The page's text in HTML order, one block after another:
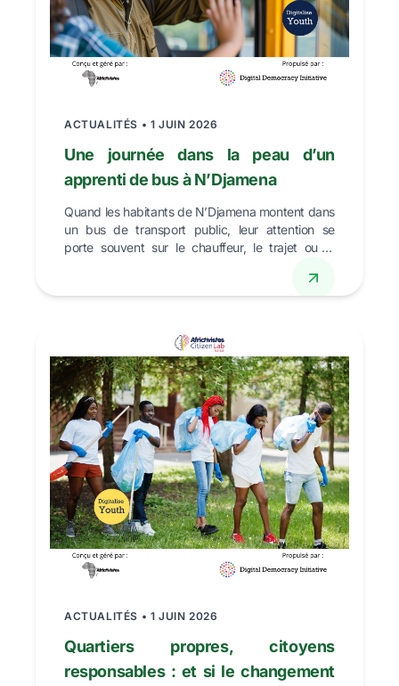
ACTUALITÉS • 1 JUIN 2026
Une journée dans la peau d’un
apprenti de bus à N’Djamena
Quand les habitants de N’Djamena montent dans
un bus de transport public, leur attention se
porte souvent sur le chauffeur, le trajet ou la
ACTUALITÉS • 1 JUIN 2026
Quartiers propres, citoyens
responsables : et si le changement